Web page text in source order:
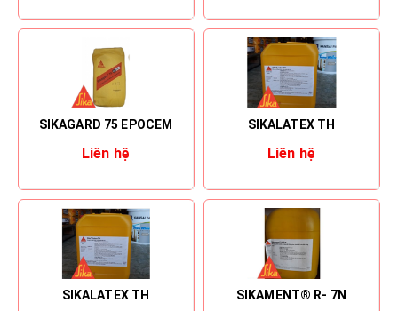
SIKAGARD 75 EPOCEM
Liên hệ
SIKALATEX TH
Liên hệ
SIKALATEX TH SIKAMENT® R- 7N